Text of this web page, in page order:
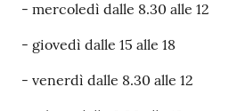
- mercoledì dalle 8.30 alle 12
- giovedì dalle 15 alle 18
- venerdì dalle 8.30 alle 12